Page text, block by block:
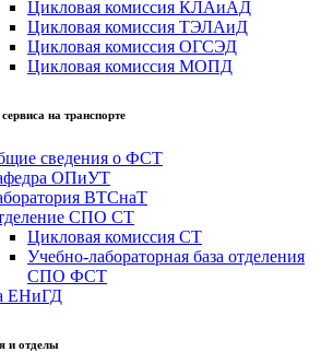
Цикловая комиссия КЛАиАД
Цикловая комиссия ТЭЛАиД
Цикловая комиссия ОГСЭД
Цикловая комиссия МОПД
на транспорте
сведения о ФСТ
ОПиУТ
ВТСнаТ
СПО СТ
Цикловая комиссия СТ
Учебно-лабораторная база отделения
СПО ФСТ
ЕНиГД
и отделы